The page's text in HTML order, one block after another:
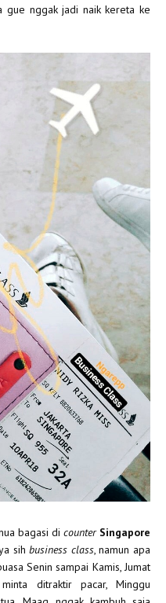
gue nggak jadi naik kereta ke
bagasi di counter Singapore
sihbusiness class, namun apa
Senin sampai Kamis, Jumat
ditraktir pacar, Minggu